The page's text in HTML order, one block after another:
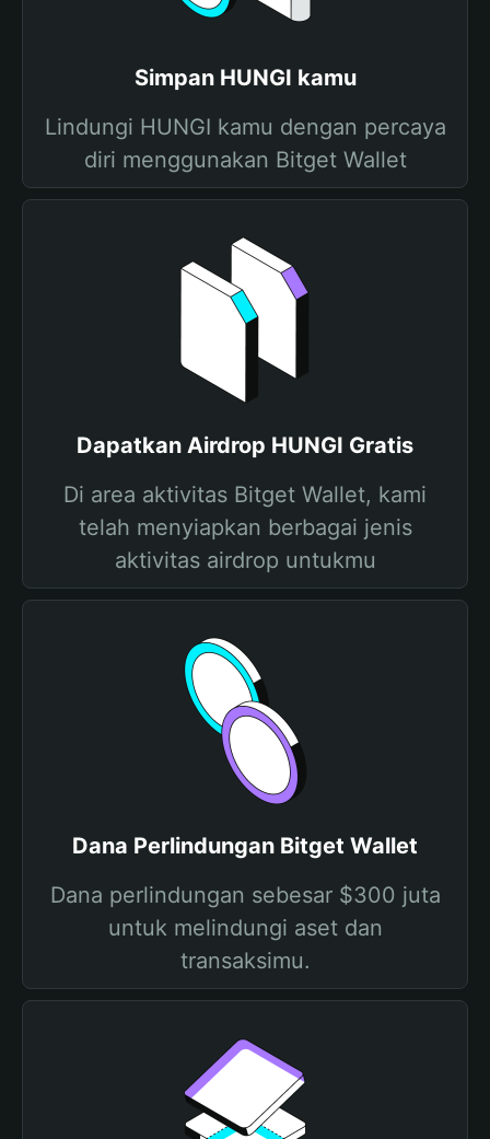
Simpan HUNGI kamu
Lindungi HUNGI kamu dengan percaya
diri menggunakan Bitget Wallet
Dapatkan Airdrop HUNGI Gratis
Di area aktivitas Bitget Wallet, kami
telah menyiapkan berbagai jenis
aktivitas airdrop untukmu
Dana Perlindungan Bitget Wallet
Dana perlindungan sebesar $300 juta
untuk melindungi aset dan
transaksimu.